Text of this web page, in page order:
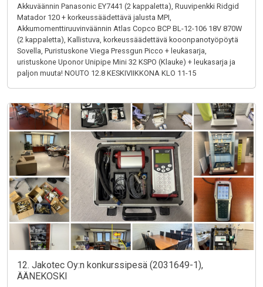
Akkuväännin Panasonic EY7441 (2 kappaletta), Ruuvipenkki Ridgid
Matador 120 + korkeussäädettävä jalusta MPI,
Akkumomenttiruuvinväännin Atlas Copco BCP BL-12-106 18V 870W
(2 kappaletta), Kallistuva, korkeussäädettävä kooonpanotyöpöytä
Sovella, Puristuskone Viega Pressgun Picco + leukasarja,
uristuskone Uponor Unipipe Mini 32 KSPO (Klauke) + leukasarja ja
paljon muuta! NOUTO 12.8 KESKIVIIKKONA KLO 11-15
12. Jakotec Oy:n konkurssipesä (2031649-1),
ÄÄNEKOSKI